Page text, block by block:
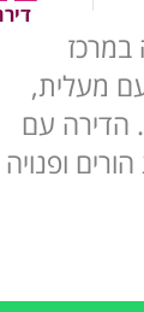
במרכז
מעלית,
הדירה עם
ופנויה